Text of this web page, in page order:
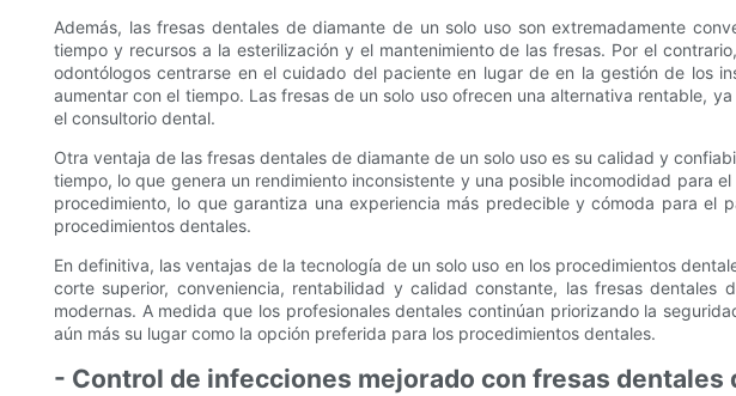
Además, las fresas dentales de diamante de un solo uso son extremadamente
tiempo y recursos a la esterilización y el mantenimiento de las fresas. Por el
odontólogos centrarse en el cuidado del paciente en lugar de en la gestión de los
aumentar con el tiempo. Las fresas de un solo uso ofrecen una alternativa rentable,
el consultorio dental.
Otra ventaja de las fresas dentales de diamante de un solo uso es su calidad y
tiempo, lo que genera un rendimiento inconsistente y una posible incomodidad para
procedimiento, lo que garantiza una experiencia más predecible y cómoda para el
procedimientos dentales.
En definitiva, las ventajas de la tecnología de un solo uso en los procedimientos
corte superior, conveniencia, rentabilidad y calidad constante, las fresas
modernas. A medida que los profesionales dentales continúan priorizando la
aún más su lugar como la opción preferida para los procedimientos dentales.
- Control de infecciones mejorado con fresas dentales